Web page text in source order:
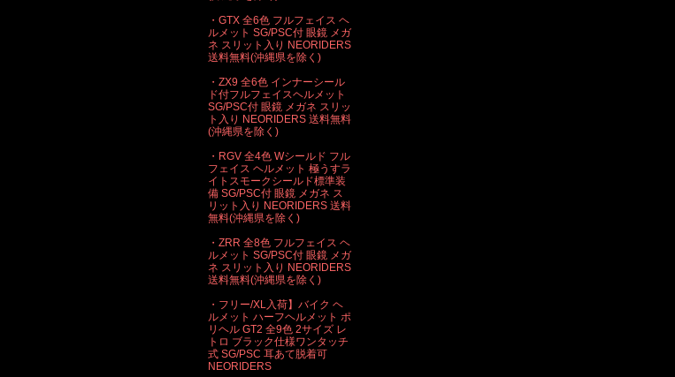
・GTX 全6色 フルフェイス ヘ
ルメット SG/PSC付 眼鏡 メガ
ネ スリット入り NEORIDERS
送料無料(沖縄県を除く)
・ZX9 全6色 インナーシール
ド付フルフェイスヘルメット
SG/PSC付 眼鏡 メガネ スリッ
ト入り NEORIDERS 送料無料
(沖縄県を除く)
・RGV 全4色 Wシールド フル
フェイス ヘルメット 極うすラ
イトスモークシールド標準装
備 SG/PSC付 眼鏡 メガネ ス
リット入り NEORIDERS 送料
無料(沖縄県を除く)
・ZRR 全8色 フルフェイス ヘ
ルメット SG/PSC付 眼鏡 メガ
ネ スリット入り NEORIDERS
送料無料(沖縄県を除く)
・フリー/XL入荷】バイク ヘ
ルメット ハーフヘルメット ポ
リヘル GT2 全9色 2サイズ レ
トロ ブラック仕様ワンタッチ
式 SG/PSC 耳あて脱着可
NEORIDERS